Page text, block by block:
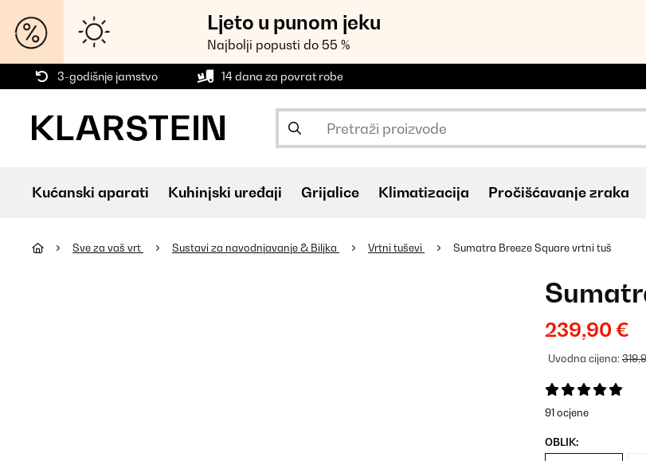
Ljeto u punom jeku
Najbolji popusti do 55 %
3-godišnje jamstvo 14 dana za povrat robe
Kućanski aparati Kuhinjski uređaji Grijalice Klimatizacija Pročišćavanje zraka
Sve za vaš vrt Sustavi za navodnjavanje & Biljka Vrtni tuševi Sumatra Breeze Square vrtni tuš
239,90 €
Uvodna cijena:
91 ocjene
OBLIK: